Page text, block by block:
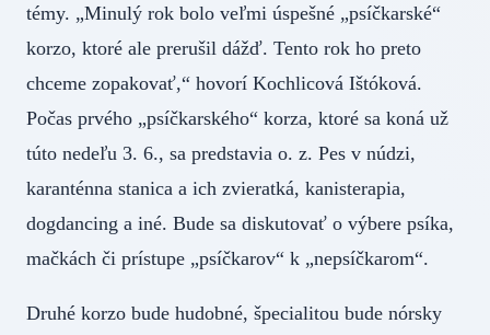
témy. „Minulý rok bolo veľmi úspešné „psíčkarské“
korzo, ktoré ale prerušil dážď. Tento rok ho preto
chceme zopakovať,“ hovorí Kochlicová Ištóková.
Počas prvého „psíčkarského“ korza, ktoré sa koná už
túto nedeľu 3. 6., sa predstavia o. z. Pes v núdzi,
karanténna stanica a ich zvieratká, kanisterapia,
dogdancing a iné. Bude sa diskutovať o výbere psíka,
mačkách či prístupe „psíčkarov“ k „nepsíčkarom“.
Druhé korzo bude hudobné, špecialitou bude nórsky